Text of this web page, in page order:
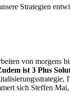
Strategien
von morgens
ist 3 Plus
sich Steffen